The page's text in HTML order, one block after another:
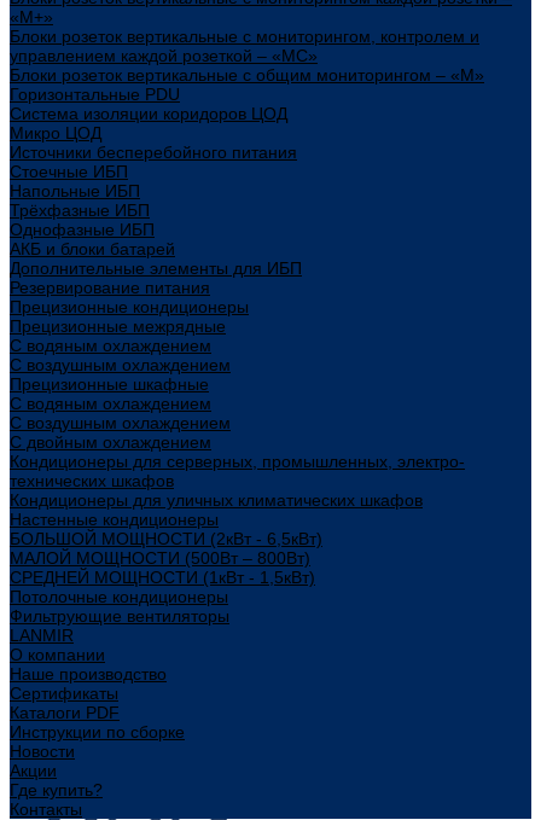
«М+»
Блоки розеток вертикальные с мониторингом, контролем и
управлением каждой розеткой – «МС»
Блоки розеток вертикальные с общим мониторингом – «М»
Горизонтальные PDU
Система изоляции коридоров ЦОД
Микро ЦОД
Источники бесперебойного питания
Стоечные ИБП
Напольные ИБП
Трёхфазные ИБП
Однофазные ИБП
АКБ и блоки батарей
Дополнительные элементы для ИБП
Резервирование питания
Прецизионные кондиционеры
Прецизионные межрядные
С водяным охлаждением
С воздушным охлаждением
Прецизионные шкафные
С водяным охлаждением
С воздушным охлаждением
С двойным охлаждением
Кондиционеры для серверных, промышленных, электро-
технических шкафов
Кондиционеры для уличных климатических шкафов
Настенные кондиционеры
БОЛЬШОЙ МОЩНОСТИ (2кВт - 6,5кВт)
МАЛОЙ МОЩНОСТИ (500Вт – 800Вт)
СРЕДНЕЙ МОЩНОСТИ (1кВт - 1,5кВт)
Потолочные кондиционеры
Фильтрующие вентиляторы
LANMIR
О компании
Наше производство
Сертификаты
Каталоги PDF
Инструкции по сборке
Новости
Акции
Где купить?
Контакты